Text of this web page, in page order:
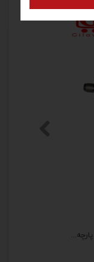
کیت پیچگوشتی شارژی 7.2 ولت 49 پارچه رونیکس مدل 8572